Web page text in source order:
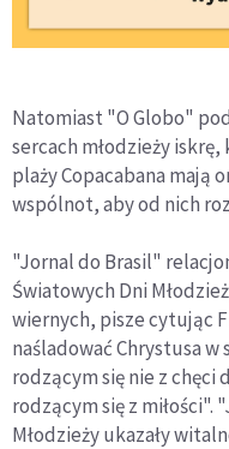
Natomiast "O Globo"
sercach młodzieży iskrę,
plaży Copacabana mają
wspólnot, aby od nich
"Jornal do Brasil"
Światowych Dni
wiernych, pisze cytując
naśladować Chrystusa w
rodzącym się nie z chęci
rodzącym się z miłości".
Młodzieży ukazały